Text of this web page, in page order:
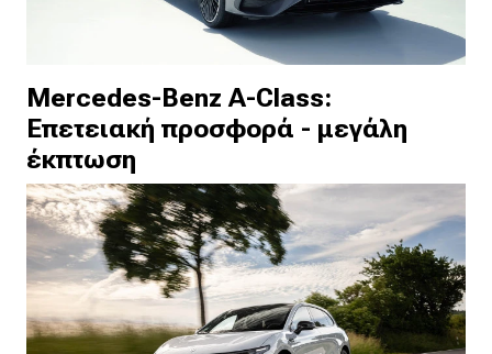
Mercedes-Benz A-Class:
Επετειακή προσφορά - μεγάλη
έκπτωση